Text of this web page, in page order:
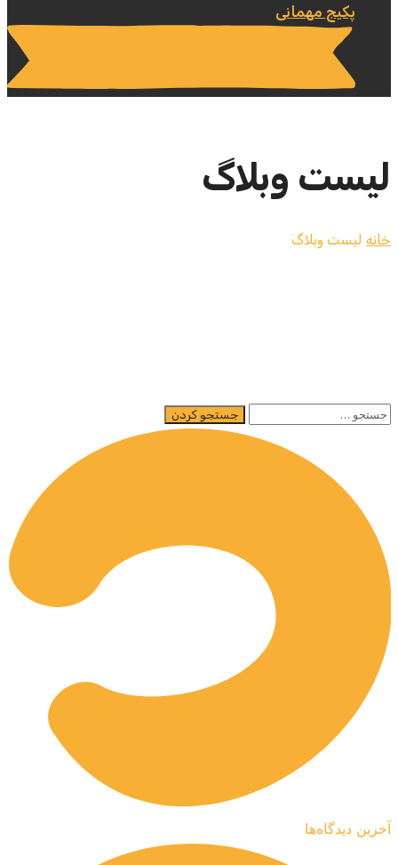
پکیج مهمانی
لیست وبلاگ
خانه لیست وبلاگ
آخرین دیدگاه‌ها